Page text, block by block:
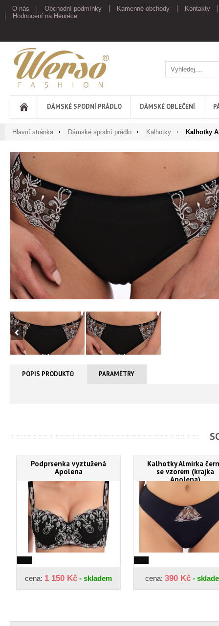
O nás Obchodní podmínky Kamenné obchody
Kontakty
Hodnocení na Heuréce
Werso
DÁMSKÉ SPODNÍ PRÁDLO DÁMSKÉ OBLEČENÍ
Hlavní stránka Dámské spodní prádlo Kalhotky Kalhotky
POPIS PRODUKTŮ PARAMETRY
Podprsenka vyztužená
Apolena
cena: 1 150 Kč - skladem
Kalhotky Almirka
se vzorem (krajka
Apolena)
cena: 390 Kč -